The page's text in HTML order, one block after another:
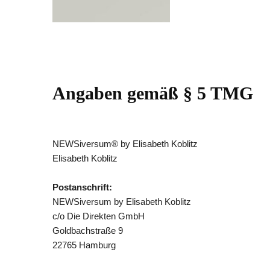
Angaben gemäß § 5 TMG
NEWSiversum® by Elisabeth Koblitz
Elisabeth Koblitz
Postanschrift:
NEWSiversum by Elisabeth Koblitz
c/o Die Direkten GmbH
Goldbachstraße 9
22765 Hamburg